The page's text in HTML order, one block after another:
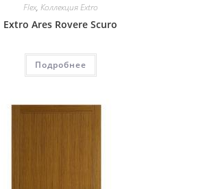
Flex, Коллекция Extro
Extro Ares Rovere Scuro
Подробнее